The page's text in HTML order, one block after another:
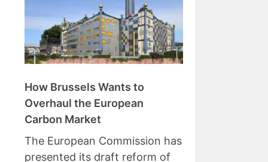
How Brussels Wants to
Overhaul the European
Carbon Market
The European Commission has
presented its draft reform of